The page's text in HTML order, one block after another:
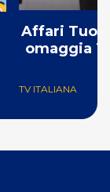
Affari Tuoi
omaggia
TV ITALIANA